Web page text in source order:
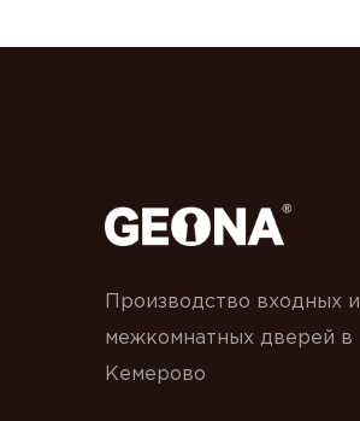
Производство входных и
межкомнатных дверей в
Кемерово